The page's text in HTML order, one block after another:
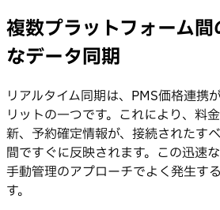
複数プラットフォーム
なデータ同期
リアルタイム同期は、PMS価格連携
リットの一つです。これにより、料
新、予約確定情報が、接続されたす
間ですぐに反映されます。この迅速
手動管理のアプローチでよく発生す
す。